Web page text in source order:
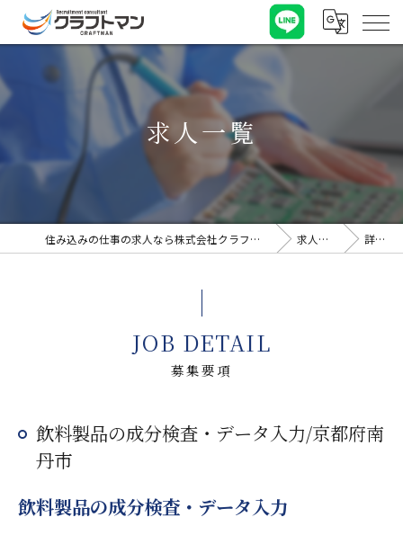
求人一覧
住み込みの仕事の求人なら株式会社クラフトマン 求人一覧 詳細
募集要項
JOB DETAIL
飲料製品の成分検査・データ入力/京都府南
丹市
飲料製品の成分検査・データ入力